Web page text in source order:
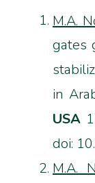
M.A.
gates
in
USA
doi:
M.A.